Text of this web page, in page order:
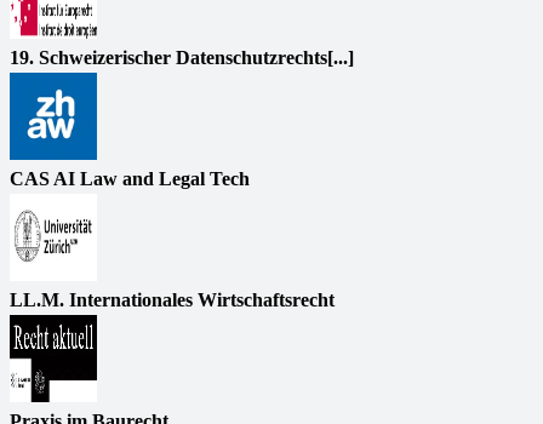
19. Schweizerischer Datenschutzrechts[...]
CAS AI Law and Legal Tech
LL.M. Internationales Wirtschaftsrecht